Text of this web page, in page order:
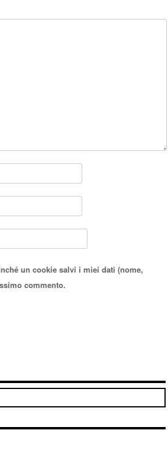
un cookie salvi i miei dati (nome,
commento.